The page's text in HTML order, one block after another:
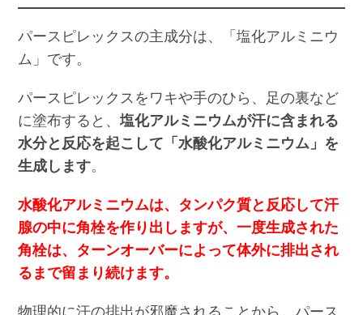
パースピレックスの主成分は、「塩化アルミニウ
ム」です。
パースピレックスをワキや手のひら、足の裏など
に塗布すると、 塩化アルミニウムが汗に含まれる
水分と反応を起こして「水酸化アルミニウム」を
生成します。
水酸化アルミニウムは、タンパク質と反応して汗
腺の中に角栓を作り出しますが、一度生成された
角栓は、ターンオーバーによって体外に排出され
るまで留まり続けます。
物理的に汗の排出が邪魔されることから、パース